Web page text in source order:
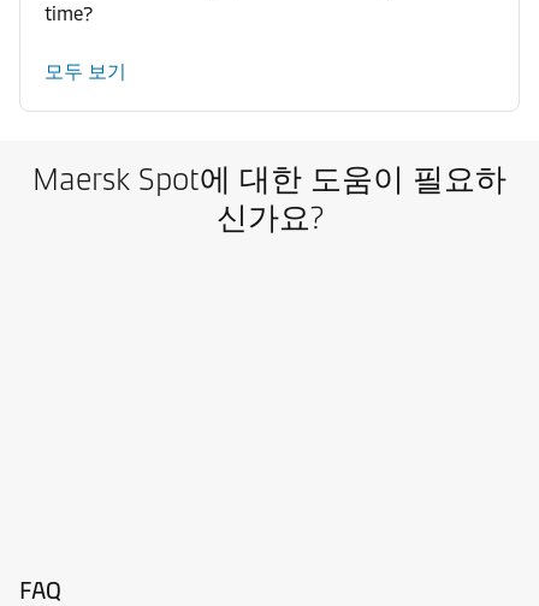
time?
모두 보기
Maersk Spot에 대한 도움이 필요하
신가요?
FAQ